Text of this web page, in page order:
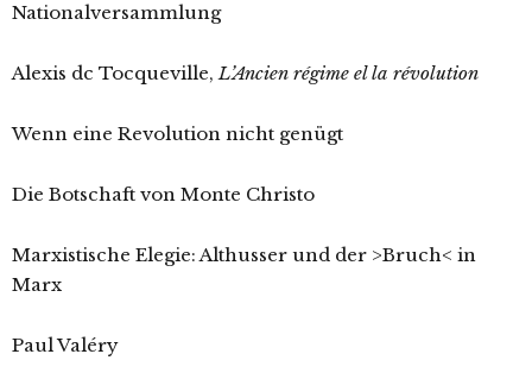
Nationalversammlung
Alexis dc Tocqueville,L’Ancien régime el la révolution
Wenn eine Revolution nicht genügt
Die Botschaft von Monte Christo
Marxistische Elegie: Althusser und der >Bruch< in
Marx
Paul Valéry